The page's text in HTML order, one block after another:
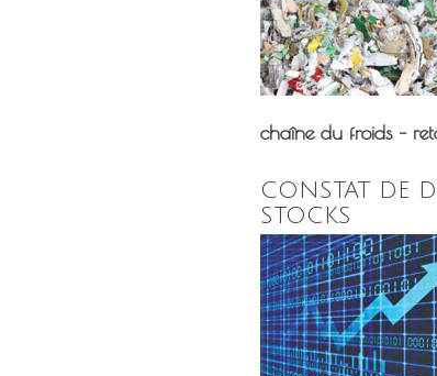
chaîne du froids –
CONSTAT DE
STOCKS